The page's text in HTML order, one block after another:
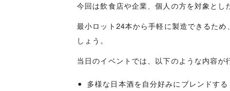
今回は飲食店や企業、個人の方を対象とし
最小ロット24本から手軽に製造できるた
しょう。
当日のイベントでは、以下のような内容が
多様な日本酒を自分好みにブレンドす